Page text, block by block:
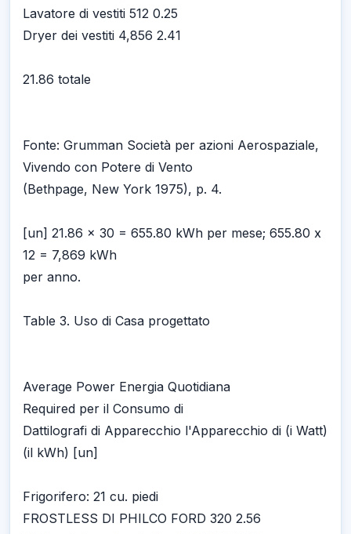
Lavatore di vestiti 512 0.25
Dryer dei vestiti 4,856 2.41
21.86 totale
Fonte: Grumman Società per azioni Aerospaziale,
Vivendo con Potere di Vento
(Bethpage, New York 1975), p. 4.
[un] 21.86 x 30 = 655.80 kWh per mese; 655.80 x
12 = 7,869 kWh
per anno.
Table 3. Uso di Casa progettato
Average Power Energia Quotidiana
Required per il Consumo di
Dattilografi di Apparecchio l'Apparecchio di (i Watt)
(il kWh) [un]
Frigorifero: 21 cu. piedi
FROSTLESS DI PHILCO FORD 320 2.56